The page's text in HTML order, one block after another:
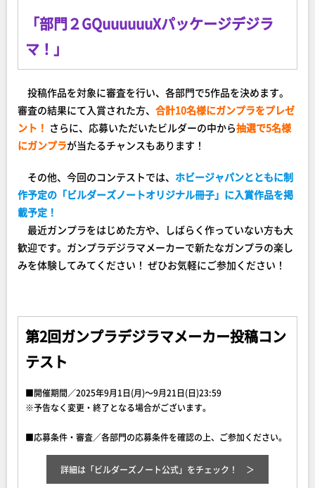
「部門２GQuuuuuuXパッケージデジラ
マ！」
投稿作品を対象に審査を行い、各部門で5作品を決めます。
審査の結果にて入賞された方、 合計10名様にガンプラをプレゼ
ント！ さらに、応募いただいたビルダーの中から抽選で5名様
にガンプラが当たるチャンスもあります！
その他、今回のコンテストでは、 ホビージャパンとともに制
作予定の「ビルダーズノートオリジナル冊子」に入賞作品を掲
載予定！
最近ガンプラをはじめた方や、しばらく作っていない方も大
歓迎です。ガンプラデジラマメーカーで新たなガンプラの楽し
みを体験してみてください！ ぜひお気軽にご参加ください！
第2回ガンプラデジラマメーカー投稿コン
テスト
■開催期間／2025年9月1日(月)～9月21日(日)23:59
※予告なく変更・終了となる場合がございます。
■応募条件・審査／各部門の応募条件を確認の上、ご参加ください。
詳細は「ビルダーズノート公式」をチェック！